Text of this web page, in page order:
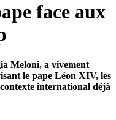
face aux
Meloni, a vivement
le pape Léon XIV, les
international déjà